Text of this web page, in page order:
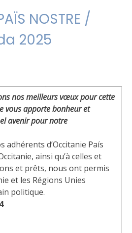
NOSTRE /
2025
nos meilleurs vœux pour cette
vous apporte bonheur et
avenir pour notre
adhérents d’Occitanie País
ainsi qu’à celles et
et prêts, nous ont permis
et les Régions Unies
politique.